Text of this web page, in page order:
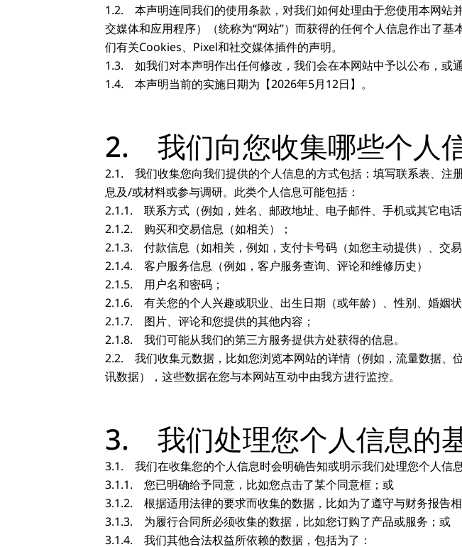
1.2. 本声明连同我们的使用条款，对我们如何处理由于您使用本网站
交媒体和应用程序）（统称为“网站”）而获得的任何个人信息作出了
们有关Cookies、Pixel和社交媒体插件的声明。
1.3. 如我们对本声明作出任何修改，我们会在本网站中予以公布，或
1.4. 本声明当前的实施日期为【2026年5月12日】。
2. 我们向您收集哪些个人
2.1. 我们收集您向我们提供的个人信息的方式包括：填写联系表、注
息及/或材料或参与调研。此类个人信息可能包括：
2.1.1. 联系方式（例如，姓名、邮政地址、电子邮件、手机或其它电话
2.1.2. 购买和交易信息（如相关）；
2.1.3. 付款信息（如相关，例如，支付卡号码（如您主动提供）、交易
2.1.4. 客户服务信息（例如，客户服务查询、评论和维修历史）
2.1.5. 用户名和密码；
2.1.6. 有关您的个人兴趣或职业、出生日期（或年龄）、性别、婚姻
2.1.7. 图片、评论和您提供的其他内容；
2.1.8. 我们可能从我们的第三方服务提供方处获得的信息。
2.2. 我们收集元数据，比如您浏览本网站的详情（例如，流量数据、
讯数据），这些数据在您与本网站互动中由我方进行监控。
3. 我们处理您个人信息的
3.1. 我们在收集您的个人信息时会明确告知或明示我们处理您个人信
3.1.1. 您已明确给予同意，比如您点击了某个同意框；或
3.1.2. 根据适用法律的要求而收集的数据，比如为了遵守与财务报告
3.1.3. 为履行合同所必须收集的数据，比如您订购了产品或服务；或
3.1.4. 我们其他合法权益所依赖的数据，包括为了：